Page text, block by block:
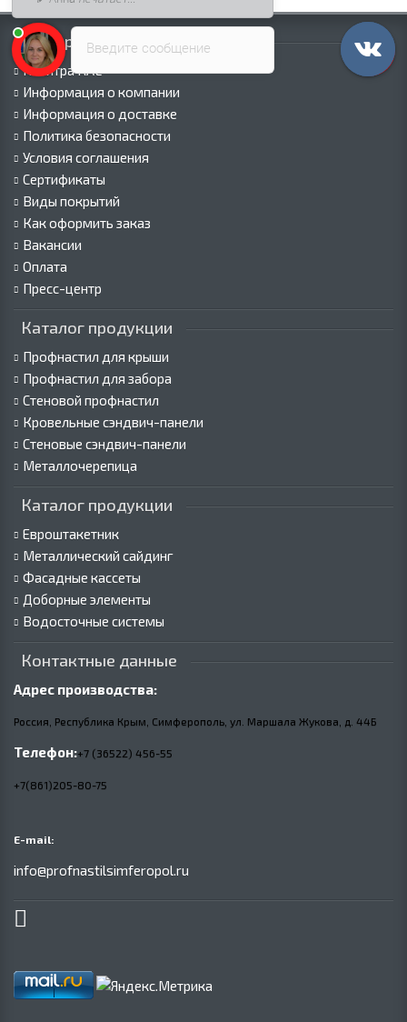
Информация
Палитра RAL
Информация о компании
Информация о доставке
Политика безопасности
Условия соглашения
Сертификаты
Виды покрытий
Как оформить заказ
Вакансии
Оплата
Пресс-центр
Каталог продукции
Профнастил для крыши
Профнастил для забора
Стеновой профнастил
Кровельные сэндвич-панели
Стеновые сэндвич-панели
Металлочерепица
Каталог продукции
Евроштакетник
Металлический сайдинг
Фасадные кассеты
Доборные элементы
Водосточные системы
Контактные данные
Адрес производства:
Россия, Республика Крым, Симферополь, ул. Маршала Жукова, д. 44Б
Телефон:+7 (36522) 456-55
+7(861)205-80-75
E-mail:
info@profnastilsimferopol.ru
Введите сообщение